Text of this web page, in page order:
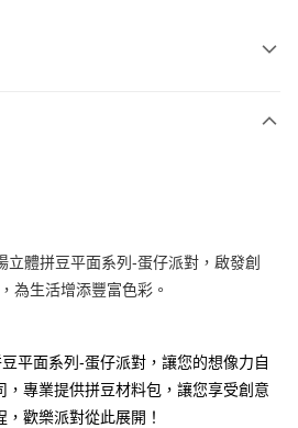
含以上)免運費
立體拼豆平面系列-蛋仔派對，啟發創
為生活增添豐富色彩。
平面系列-蛋仔派對，讓您的想像力自
，專業提供拼豆材料包，讓您享受創意
歡樂派對從此展開！